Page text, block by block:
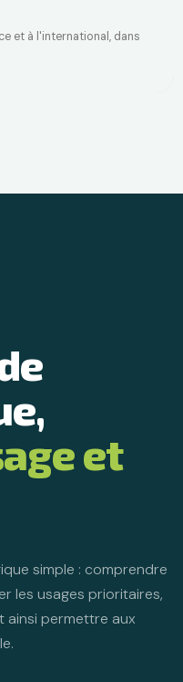
et à l'international, dans
et
simple : comprendre
les usages prioritaires,
ainsi permettre aux